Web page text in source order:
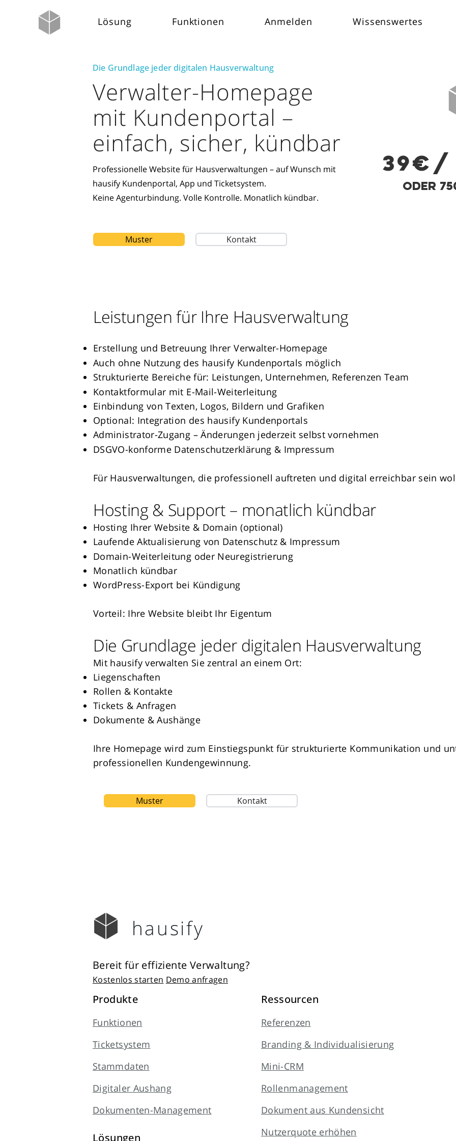
Lösung Funktionen Anmelden Wissenswertes
Die Grundlage jeder digitalen Hausverwaltung
Verwalter-Homepage
mit Kundenportal –
einfach, sicher, kündbar
Professionelle Website für Hausverwaltungen – auf Wunsch mit
hausify Kundenportal, App und Ticketsystem.
Keine Agenturbindung. Volle Kontrolle. Monatlich kündbar.
Muster Kontakt
39€/
oder
Leistungen für Ihre Hausverwaltung
Erstellung und Betreuung Ihrer Verwalter-Homepage
Auch ohne Nutzung des hausify Kundenportals möglich
Strukturierte Bereiche für: Leistungen, Unternehmen, Referenzen Team
Kontaktformular mit E-Mail-Weiterleitung
Einbindung von Texten, Logos, Bildern und Grafiken
Optional: Integration des hausify Kundenportals
Administrator-Zugang – Änderungen jederzeit selbst vornehmen
DSGVO-konforme Datenschutzerklärung & Impressum
Für Hausverwaltungen, die professionell auftreten und digital erreichbar sein
Hosting & Support – monatlich kündbar
Hosting Ihrer Website & Domain (optional)
Laufende Aktualisierung von Datenschutz & Impressum
Domain-Weiterleitung oder Neuregistrierung
Monatlich kündbar
WordPress-Export bei Kündigung
Vorteil: Ihre Website bleibt Ihr Eigentum
Die Grundlage jeder digitalen Hausverwaltung
Mit hausify verwalten Sie zentral an einem Ort:
Liegenschaften
Rollen & Kontakte
Tickets & Anfragen
Dokumente & Aushänge
Ihre Homepage wird zum Einstiegspunkt für strukturierte Kommunikation und
professionellen Kundengewinnung.
Kontakt
Muster
hausify
Bereit für effiziente Verwaltung?
Kostenlos starten Demo anfragen
Produkte
Funktionen
Ticketsystem
Stammdaten
Digitaler Aushang
Dokumenten-Management
Lösungen
Ressourcen
Referenzen
Branding & Individualisierung
Mini-CRM
Rollenmanagement
Dokument aus Kundensicht
Nutzerquote erhöhen